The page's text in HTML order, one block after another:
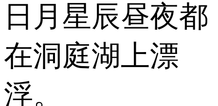
日月星辰昼夜都
在洞庭湖上漂
浮。